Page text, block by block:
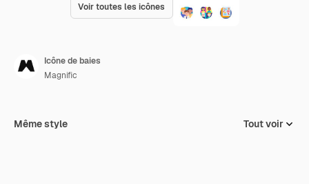
Voir toutes les icônes
Icône de baies
Magnific
Même style Tout voir